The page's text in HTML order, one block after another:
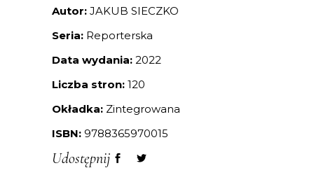
Autor: JAKUB SIECZKO
Seria: Reporterska
Data wydania: 2022
Liczba stron: 120
Okładka: Zintegrowana
ISBN: 9788365970015
Udostępnij